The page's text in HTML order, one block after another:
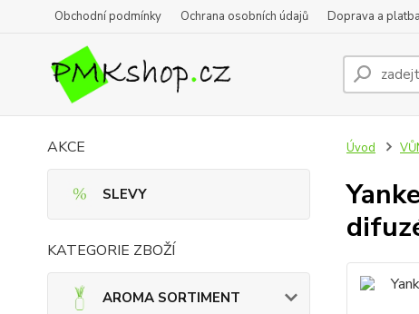
Obchodní podmínky Ochrana osobních údajů Doprava a platba
AKCE
SLEVY
KATEGORIE ZBOŽÍ
AROMA SORTIMENT
Úvod